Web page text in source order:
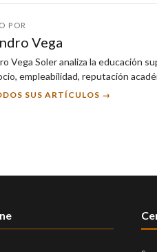
POR
Vega
Vega Soler analiza la educación
empleabilidad, reputación
SUS ARTÍCULOS →